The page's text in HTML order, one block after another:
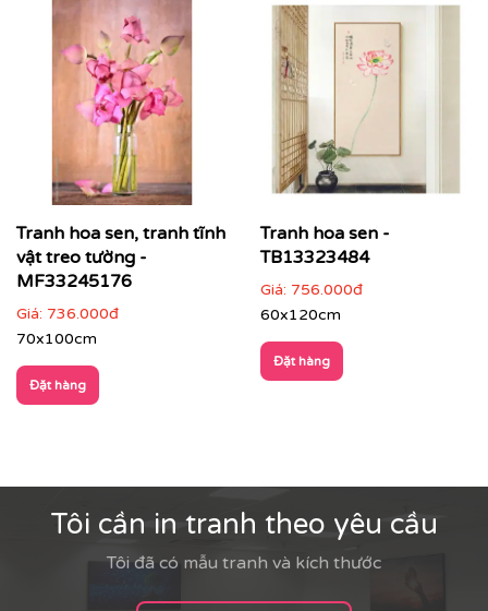
Tranh hoa sen, tranh tĩnh
vật treo tường -
MF33245176
Giá: 736.000đ
70x100cm
Đặt hàng
Tranh hoa sen -
TB13323484
Giá: 756.000đ
60x120cm
Đặt hàng
Tôi cần in tranh theo yêu cầu
Tôi đã có mẫu tranh và kích thước